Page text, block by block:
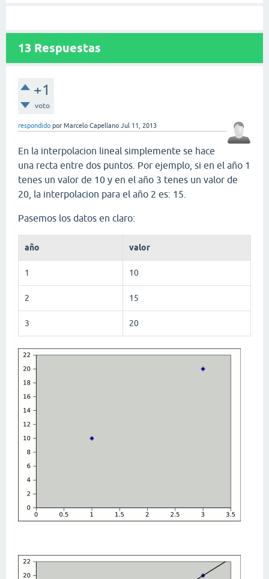
13 Respuestas
+1
voto
respondido por Marcelo Capellano Jul 11, 2013
En la interpolacion lineal simplemente se hace
una recta entre dos puntos. Por ejemplo, si en el año 1
tenes un valor de 10 y en el año 3 tenes un valor de
20, la interpolacion para el año 2 es: 15.
Pasemos los datos en claro:
año valor
1 10
2 15
3 20